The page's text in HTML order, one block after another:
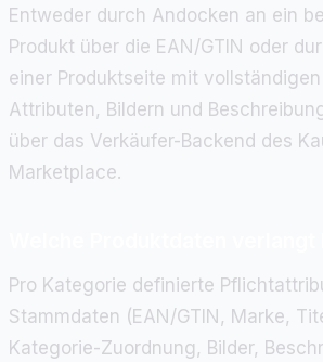
Entweder durch Andocken an ein
Produkt über die EAN/GTIN oder
einer Produktseite mit
Attributen, Bildern und
über das Verkäufer-Backend des
Marketplace.
Pro Kategorie definierte
Stammdaten (EAN/GTIN, Marke,
Kategorie-Zuordnung, Bilder,